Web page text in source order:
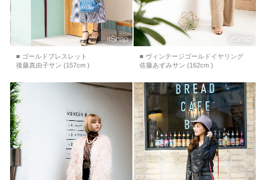
■ ゴールドブレスレット
後藤真由子サン (157cm )
■ ヴィンテージゴールドイヤリング
佐藤あずみサン (162cm )